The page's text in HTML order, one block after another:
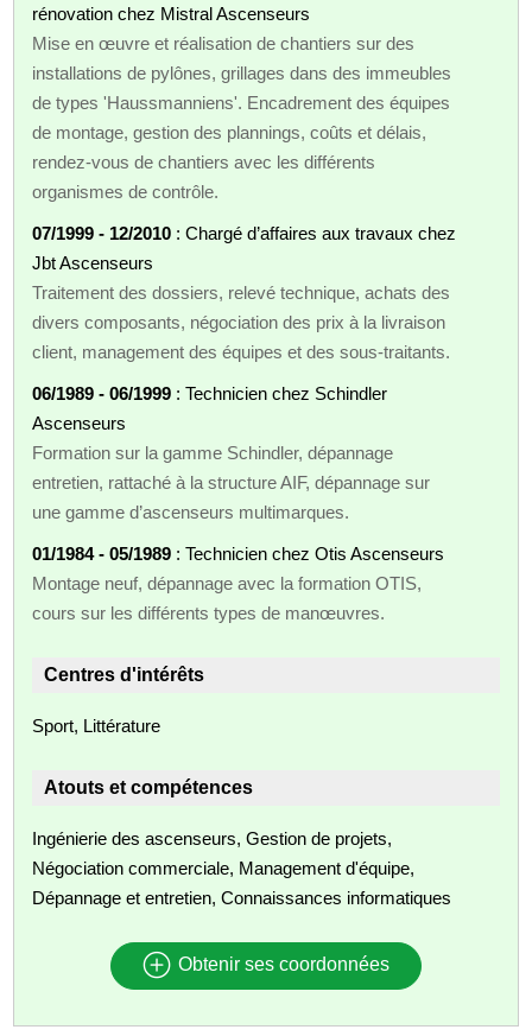
rénovation chez Mistral Ascenseurs
Mise en œuvre et réalisation de chantiers sur des
installations de pylônes, grillages dans des immeubles
de types 'Haussmanniens'. Encadrement des équipes
de montage, gestion des plannings, coûts et délais,
rendez-vous de chantiers avec les différents
organismes de contrôle.
07/1999 - 12/2010 : Chargé d’affaires aux travaux chez
Jbt Ascenseurs
Traitement des dossiers, relevé technique, achats des
divers composants, négociation des prix à la livraison
client, management des équipes et des sous-traitants.
06/1989 - 06/1999 : Technicien chez Schindler
Ascenseurs
Formation sur la gamme Schindler, dépannage
entretien, rattaché à la structure AIF, dépannage sur
une gamme d’ascenseurs multimarques.
01/1984 - 05/1989 : Technicien chez Otis Ascenseurs
Montage neuf, dépannage avec la formation OTIS,
cours sur les différents types de manœuvres.
Centres d'intérêts
Sport, Littérature
Atouts et compétences
Ingénierie des ascenseurs, Gestion de projets,
Négociation commerciale, Management d'équipe,
Dépannage et entretien, Connaissances informatiques
Obtenir ses coordonnées